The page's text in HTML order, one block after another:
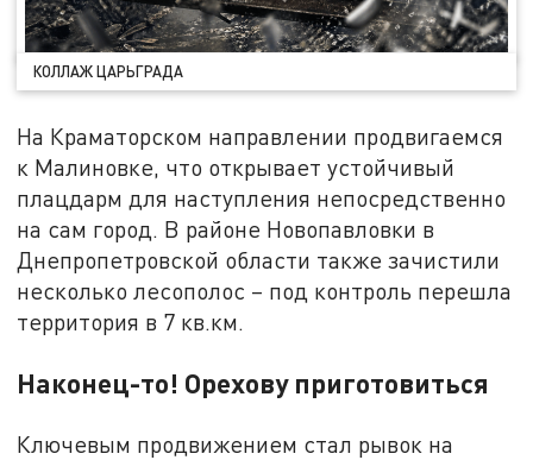
КОЛЛАЖ ЦАРЬГРАДА
На Краматорском направлении продвигаемся
к Малиновке, что открывает устойчивый
плацдарм для наступления непосредственно
на сам город. В районе Новопавловки в
Днепропетровской области также зачистили
несколько лесополос – под контроль перешла
территория в 7 кв.км.
Наконец-то! Орехову приготовиться
Ключевым продвижением стал рывок на